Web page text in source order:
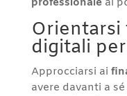
professionaleai
digitali
Approcciarsi ai
avere davanti a